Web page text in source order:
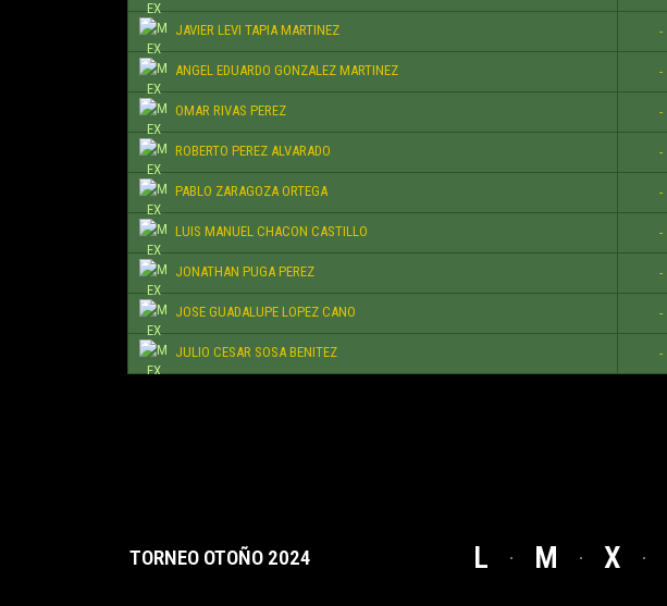
JAVIER LEVI TAPIA MARTINEZ -
ANGEL EDUARDO GONZALEZ MARTINEZ -
OMAR RIVAS PEREZ -
ROBERTO PEREZ ALVARADO -
PABLO ZARAGOZA ORTEGA -
LUIS MANUEL CHACON CASTILLO -
JONATHAN PUGA PEREZ -
JOSE GUADALUPE LOPEZ CANO -
JULIO CESAR SOSA BENITEZ -
TORNEO OTOÑO 2024 L M X